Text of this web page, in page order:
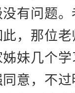
没有问题
此，那位
姊妹几个
同意，不